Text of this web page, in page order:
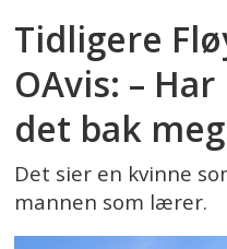
Tidligere
OAvis: –
det bak meg
Det sier en kvinne
mannen som lærer.